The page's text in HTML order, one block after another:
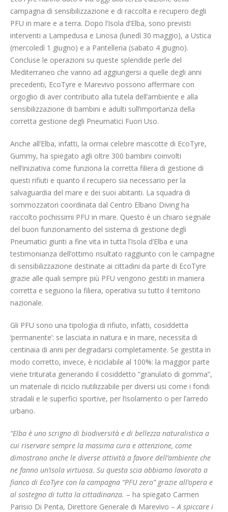
campagna di sensibilizzazione e di raccolta e recupero degli
PFU in mare e a terra. Dopo l’Isola d’Elba, sono previsti
interventi a Lampedusa e Linosa (lunedì 30 maggio), a Ustica
(mercoledì 1 giugno) e a Pantelleria (sabato 4 giugno).
Concluse le operazioni su queste splendide perle del
Mediterraneo che vanno ad aggiungersi a quelle degli anni
precedenti, EcoTyre e Marevivo possono affermare con
orgoglio di aver contribuito alla tutela dell’ambiente e alla
sensibilizzazione di bambini e adulti sull’importanza della
corretta gestione degli Pneumatici Fuori Uso.
Anche all’Elba, infatti, la ormai celebre mascotte di EcoTyre,
Gummy, ha spiegato agli oltre 300 bambini coinvolti
nell’iniziativa come funziona la corretta filiera di gestione di
questi rifiuti e quanto il recupero sia necessario per la
salvaguardia del mare e dei suoi abitanti. La squadra di
sommozzatori coordinata dal Centro Elbano Diving ha
raccolto pochissimi PFU in mare. Questo è un chiaro segnale
del buon funzionamento del sistema di gestione degli
Pneumatici giunti a fine vita in tutta l’Isola d’Elba e una
testimonianza dell’ottimo risultato raggiunto con le campagne
di sensibilizzazione destinate ai cittadini da parte di EcoTyre
grazie alle quali sempre più PFU vengono gestiti in maniera
corretta e seguono la filiera, operativa su tutto il territorio
nazionale.
Gli PFU sono una tipologia di rifiuto, infatti, cosiddetta
‘permanente’: se lasciata in natura e in mare, necessita di
centinaia di anni per degradarsi completamente. Se gestita in
modo corretto, invece, è riciclabile al 100%: la maggior parte
viene triturata generando il cosiddetto “granulato di gomma”,
un materiale di riciclo riutilizzabile per diversi usi come i fondi
stradali e le superfici sportive, per l’isolamento o per l’arredo
urbano.
“Elba è uno scrigno di biodiversità e di bellezza naturalistica a
cui riservare sempre la massima cura e attenzione, come
dimostrano anche le diverse attività a favore dell’ambiente che
ne fanno un’isola virtuosa. Su questa scia abbiamo lavorato a
fianco di EcoTyre con la campagna “PFU zero” grazie all’opera e
al sostegno di tutta la cittadinanza. – ha spiegato Carmen
Parisio Di Penta, Direttore Generale di Marevivo –A spiccare i